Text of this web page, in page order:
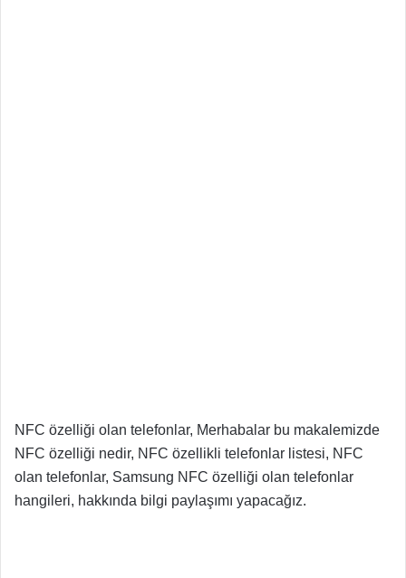
NFC özelliği olan telefonlar, Merhabalar bu makalemizde
NFC özelliği nedir, NFC özellikli telefonlar listesi, NFC
olan telefonlar, Samsung NFC özelliği olan telefonlar
hangileri, hakkında bilgi paylaşımı yapacağız.